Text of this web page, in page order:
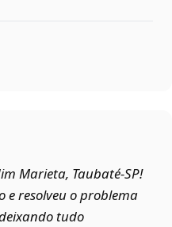
Marieta, Taubaté‑SP!
e resolveu o problema
tudo